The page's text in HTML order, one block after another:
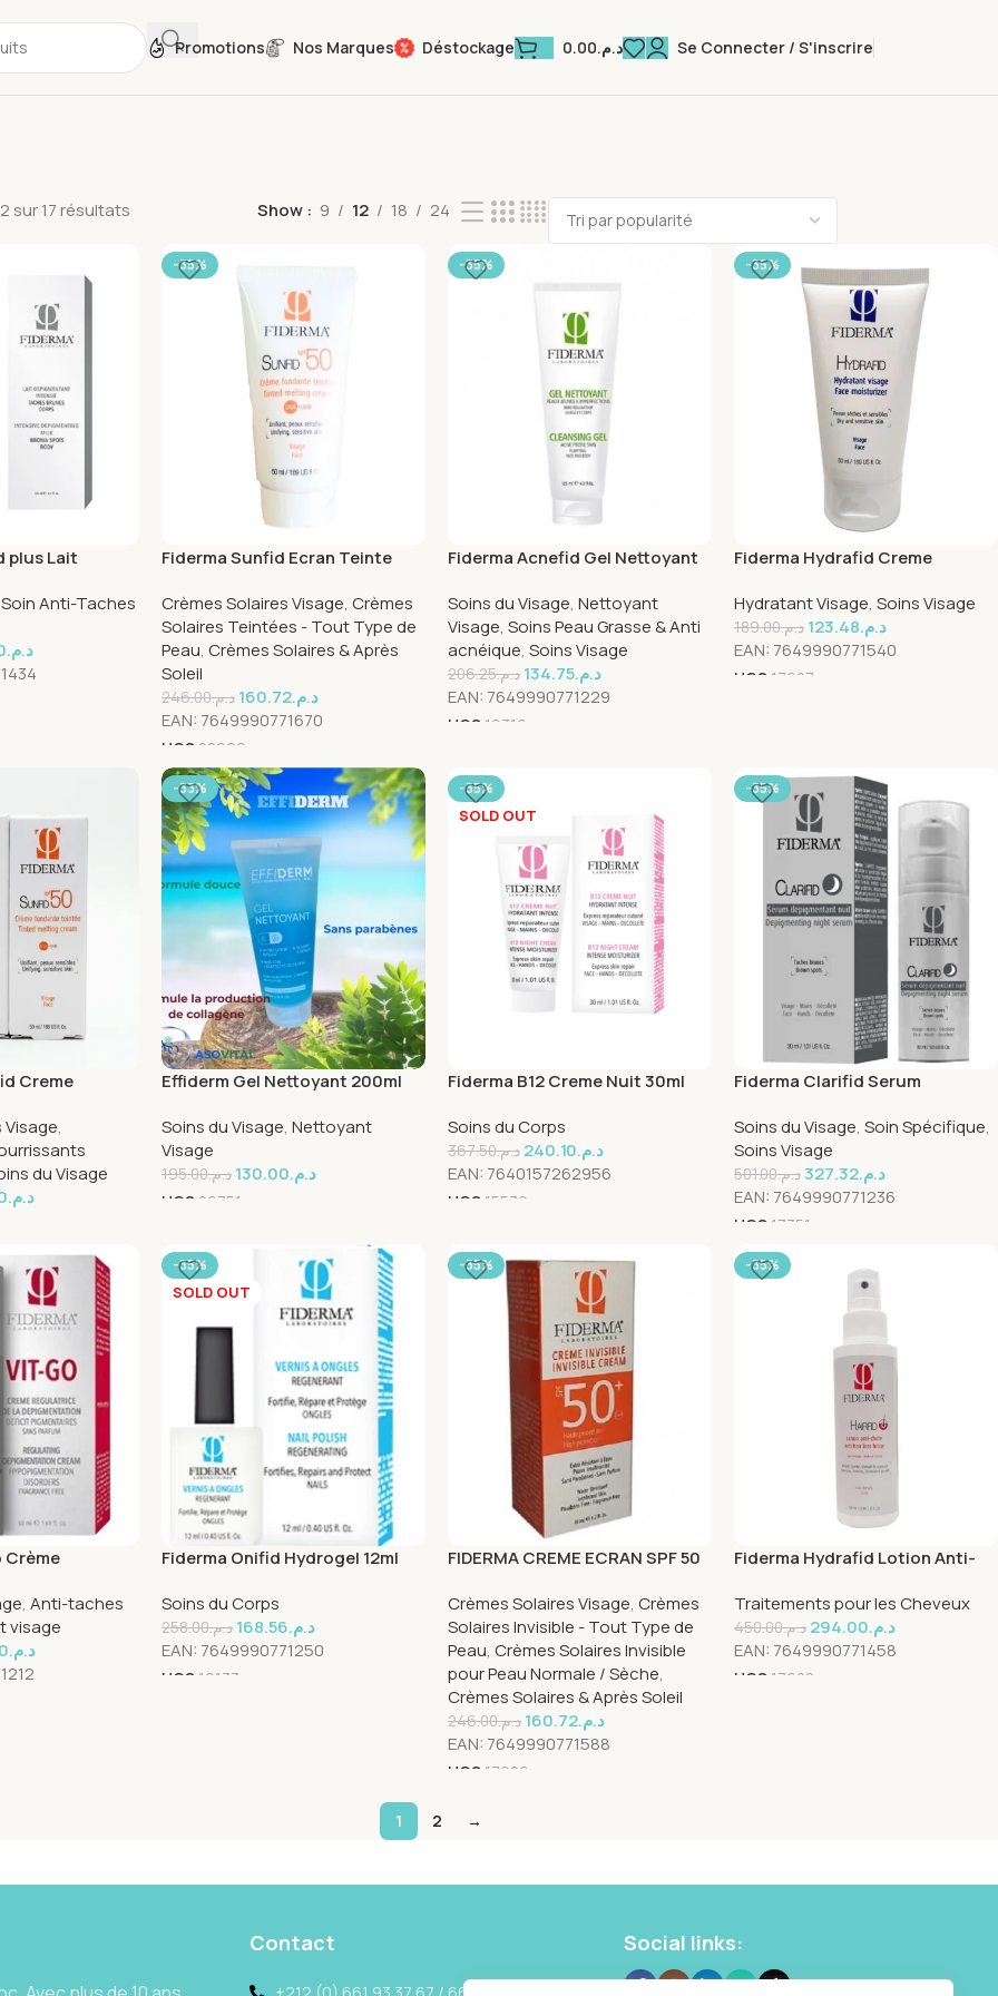
Promotions Nos Marques Déstockage د.م.0.00 Se Connecter / S'inscrire
sur 17 résultats Show 9 12 18 24
plus Lait
Soin Anti-Taches
د.م.
-35%
Fiderma Sunfid Ecran Teinte
Crèmes Solaires Visage, Crèmes
Solaires Teintées - Tout Type de
Peau, Crèmes Solaires & Après
Soleil
د.م.246.00 د.م.160.72
EAN: 7649990771670
UGS 22969
-35%
Fiderma Acnefid Gel Nettoyant
Soins du Visage, Nettoyant
Visage, Soins Peau Grasse & Anti
acnéique, Soins Visage
د.م.206.25 د.م.134.75
EAN: 7649990771229
UGS 19316
-35%
Fiderma Hydrafid Creme
Hydratant Visage, Soins Visage
د.م.189.00 د.م.123.48
EAN: 7649990771540
UGS 17607
Creme
Visage,
du Visage
د.م.
-33%
Effiderm Gel Nettoyant 200ml
Soins du Visage, Nettoyant
Visage
د.م.195.00 د.م.130.00
UGS 26751
-35%
SOLD OUT
Fiderma B12 Creme Nuit 30ml
Soins du Corps
د.م.367.50 د.م.240.10
EAN: 7640157262956
UGS 15539
-35%
Fiderma Clarifid Serum
Soins du Visage, Soin Spécifique,
Soins Visage
د.م.501.00 د.م.327.32
EAN: 7649990771236
UGS 17351
Crème
, Anti-taches
visage
د.م.
-35%
SOLD OUT
Fiderma Onifid Hydrogel 12ml
Soins du Corps
د.م.258.00 د.م.168.56
EAN: 7649990771250
UGS 19133
-35%
FIDERMA CREME ECRAN SPF 50
Crèmes Solaires Visage, Crèmes
Solaires Invisible - Tout Type de
Peau, Crèmes Solaires Invisible
pour Peau Normale / Sèche,
Crèmes Solaires & Après Soleil
د.م.246.00 د.م.160.72
EAN: 7649990771588
UGS 17926
-35%
Fiderma Hydrafid Lotion Anti-
Traitements pour les Cheveux
د.م.450.00 د.م.294.00
EAN: 7649990771458
UGS 17608
1 2 →
Contact Social links: